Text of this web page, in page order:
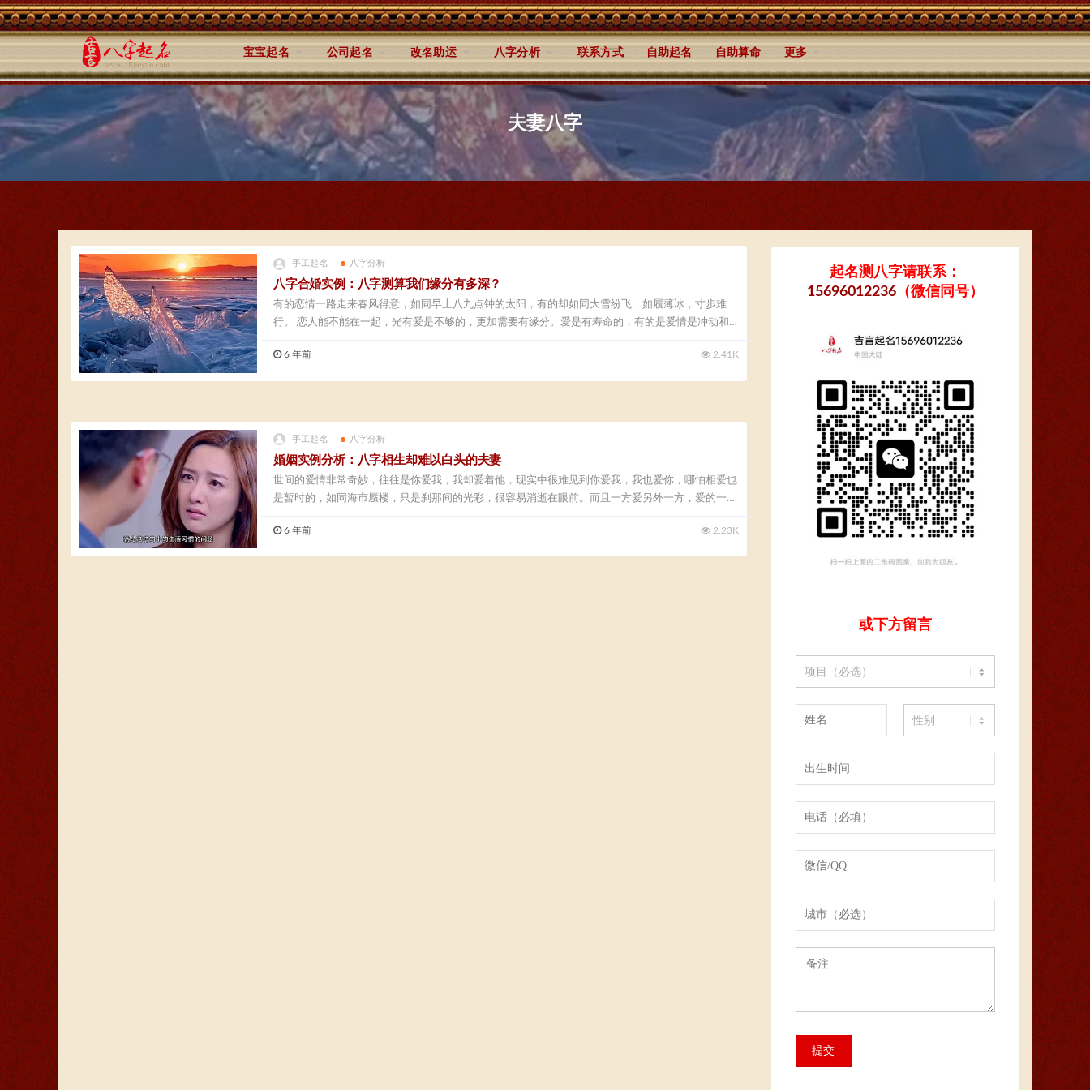
宝宝起名 公司起名 改名助运 八字分析 联系方式 自助起名 自助算命 更多
夫妻八字
手工起名 八字分析
八字合婚实例：八字测算我们缘分有多深？
有的恋情一路走来春风得意，如同早上八九点钟的太阳，有的却如同大雪纷飞，如履薄冰，寸步难
行。 恋人能不能在一起，光有爱是不够的，更加需要有缘分。爱是有寿命的，有的是爱情是冲动和
6 年前 2.41K
手工起名 八字分析
婚姻实例分析：八字相生却难以白头​的夫妻
世间的爱情非常奇妙，往往是你爱我，我却爱着他，现实中很难见到你爱我，我也爱你，哪怕相爱也
是暂时的，如同海市蜃楼，只是刹那间的光彩，很容易消逝在眼前。而且一方爱另外一方，爱的一
6 年前 2.23K
起名测八字请联系：
15696012236 （微信同号）
或下方留言